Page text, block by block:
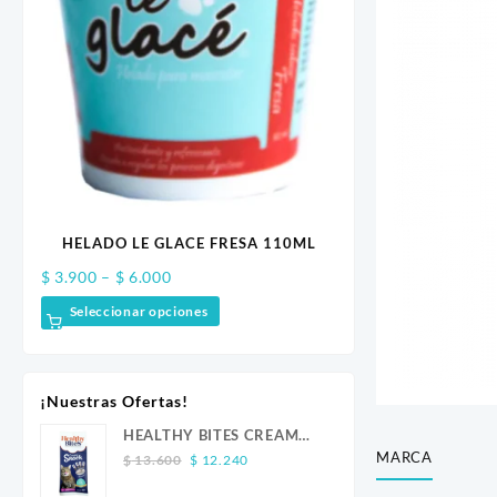
HELADO LE GLACE FRESA 110ML
$ 3.900 – $ 6.000Price
range:
$ 3.900
Seleccionar opciones
BISCUITS
¡Nuestras Ofertas!
HEALTHY BITES CREAM
GATO ATUN 4 UND
$13.600 Original
$ 12.240Current
MARCA